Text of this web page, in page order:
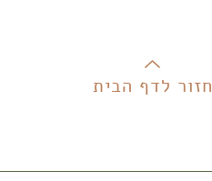
חזור לדף הבית